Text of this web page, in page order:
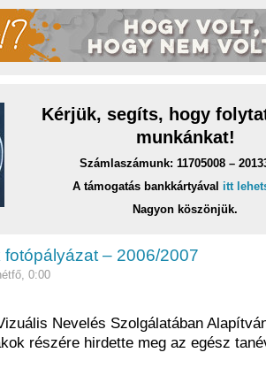
Kérjük, segíts, hogy
munkánkat!
Számlaszámunk: 11705008 –
A támogatás bankkártyával itt
Nagyon köszönjük.
– 2006/2007
0:00
Nevelés Szolgálatában
részére hirdette meg az egész